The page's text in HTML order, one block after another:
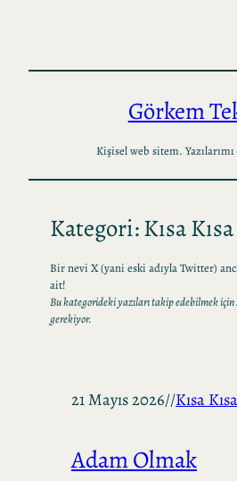
Görkem
Kişisel web sitem.
Kategori:Kısa Kısa
Bir nevi X (yani eski adıyla Twitter)
ait!
Bu kategorideki yazıları takip edebilmek
gerekiyor.
21 Mayıs 2026//Kısa Kısa
Adam Olmak